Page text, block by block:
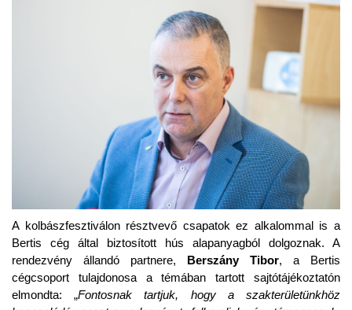
A kolbászfesztiválon résztvevő csapatok ez alkalommal is a
Bertis cég által biztosított hús alapanyagból dolgoznak. A
rendezvény állandó partnere, Berszány Tibor, a Bertis
cégcsoport tulajdonosa a témában tartott sajtótájékoztatón
elmondta: „Fontosnak tartjuk, hogy a szakterületünkhöz